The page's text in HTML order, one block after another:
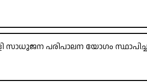
സാധുജന പരിപാലന യോഗം